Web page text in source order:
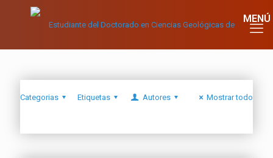
Categorias Etiquetas Autores Mostrar todo